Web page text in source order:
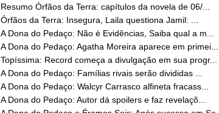
Resumo Órfãos da Terra: capítulos da novela de 06/...
Órfãos da Terra: Insegura, Laila questiona Jamil: ...
A Dona do Pedaço: Não é Evidências, Saiba qual a m...
A Dona do Pedaço: Agatha Moreira aparece em primei...
Topíssima: Record começa a divulgação em sua progr...
A Dona do Pedaço: Famílias rivais serão divididas ...
A Dona do Pedaço: Walcyr Carrasco alfineta fracass...
A Dona do Pedaço: Autor dá spoilers e faz revelaçõ...